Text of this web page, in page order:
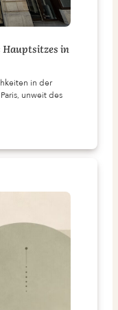
Hauptsitzes in
in der
unweit des